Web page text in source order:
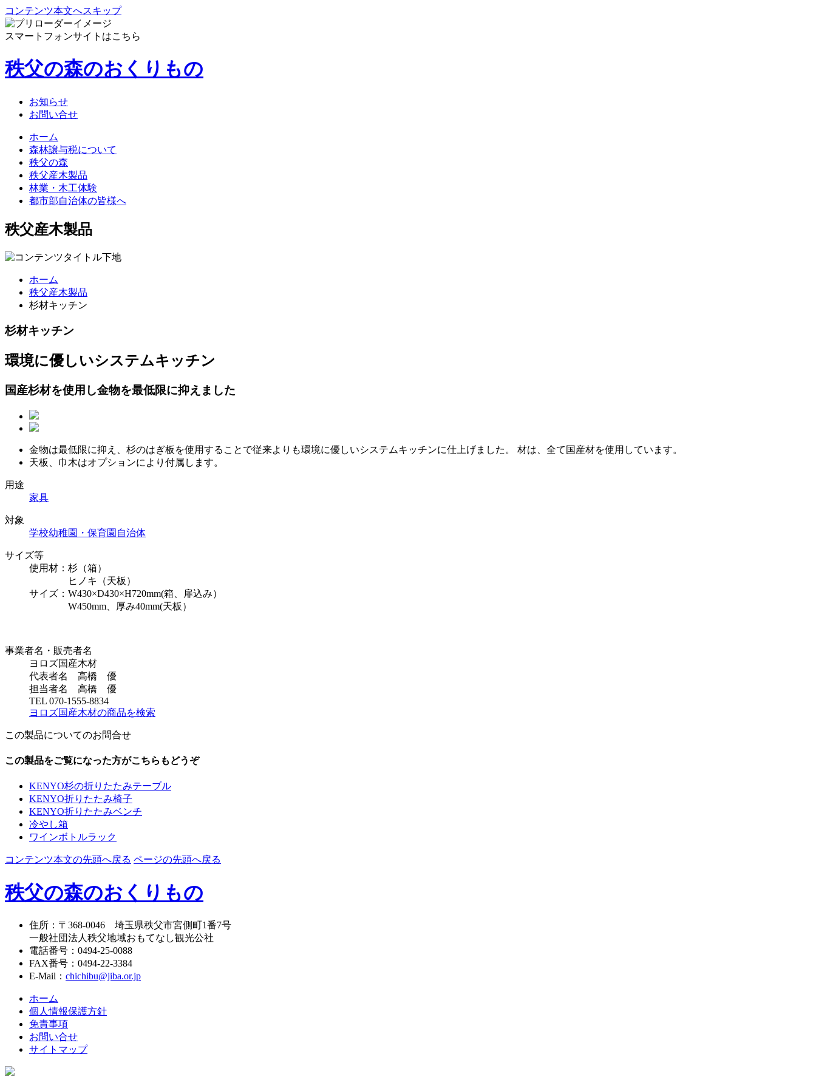
コンテンツ本文へスキップ
スマートフォンサイトはこちら
秩父の森のおくりもの
お知らせ
お問い合せ
ホーム
森林譲与税について
秩父の森
秩父産木製品
林業・木工体験
都市部自治体の皆様へ
秩父産木製品
ホーム
秩父産木製品
杉材キッチン
杉材キッチン
環境に優しいシステムキッチン
国産杉材を使用し金物を最低限に抑えました
金物は最低限に抑え、杉のはぎ板を使用することで従来よりも環境に優しいシステムキッチンに仕上げました。 材は、全て国産材を使用しています。
天板、巾木はオプションにより付属します。
用途
家具
対象
学校幼稚園・保育園 自治体
サイズ等
使用材：杉（箱）
ヒノキ（天板）
サイズ：W430×D430×H720mm(箱、扉込み）
W450mm、厚み40mm(天板）
事業者名・販売者名
ヨロズ国産木材
代表者名 高橋 優
担当者名 高橋 優
TEL 070-1555-8834
ヨロズ国産木材の商品を検索
この製品についてのお問合せ
この製品をご覧になった方がこちらもどうぞ
KENYO杉の折りたたみテーブル
KENYO折りたたみ椅子
KENYO折りたたみベンチ
冷やし箱
ワインボトルラック
コンテンツ本文の先頭へ戻る ページの先頭へ戻る
秩父の森のおくりもの
住所 ： 〒368-0046 埼玉県秩父市宮側町1番7号
一般社団法人秩父地域おもてなし観光公社
電話番号 ： 0494-25-0088
FAX番号 ： 0494-22-3384
E-Mail ： chichibu@jiba.or.jp
ホーム
個人情報保護方針
免責事項
お問い合せ
サイトマップ